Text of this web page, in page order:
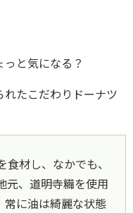
と気になる？
たこだわりドーナツ
材し、なかでも、
元、道明寺糒を使用
常に油は綺麗な状態